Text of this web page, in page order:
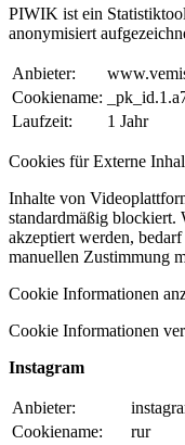
PIWIK ist ein
anonymisiert
Anbieter:
Cookiename:
Laufzeit:
1 Jahr
Cookies für Externe
Inhalte von
standardmäßig blockiert.
akzeptiert werden,
manuellen Zustimmung
Cookie Informationen
Cookie Informationen
Instagram
Anbieter:
Cookiename:
rur